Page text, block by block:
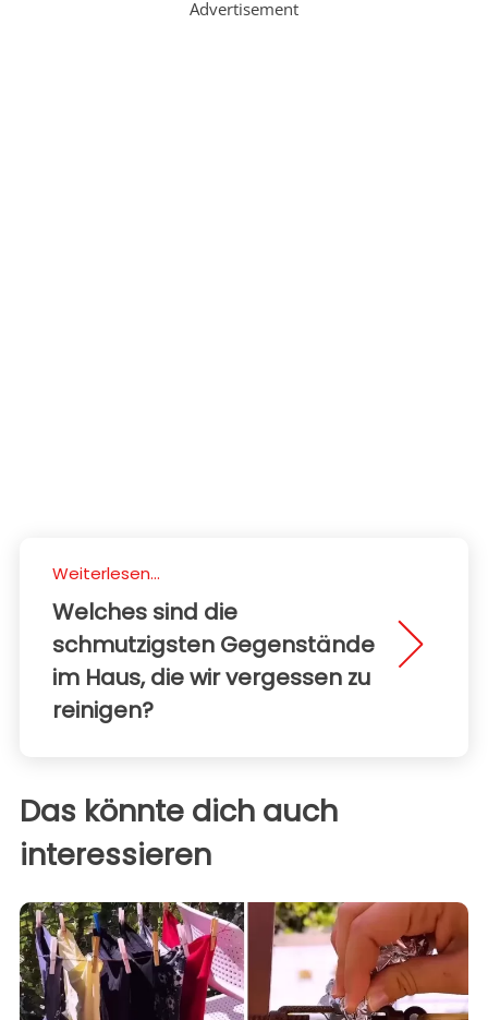
Advertisement
Weiterlesen...
Welches sind die
schmutzigsten Gegenstände
im Haus, die wir vergessen zu
reinigen?
Das könnte dich auch
interessieren